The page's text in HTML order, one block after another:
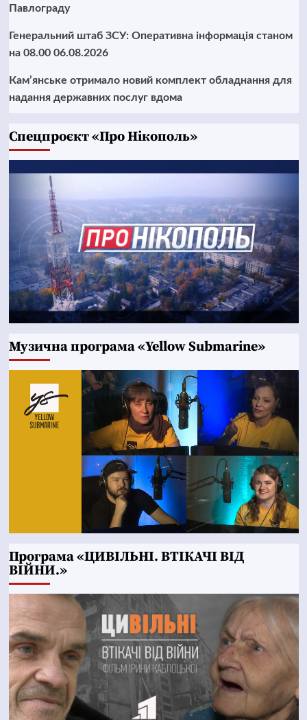
Павлограду
Генеральний штаб ЗСУ: Оперативна інформація станом
на 08.00 06.08.2026
Кам’янське отримало новий комплект обладнання для
надання державних послуг вдома
Cпецпроєкт «Про Нікополь»
Музична програма «Yellow Submarine»
Програма «ЦИВІЛЬНІ. ВТІКАЧІ ВІД
ВІЙНИ.»